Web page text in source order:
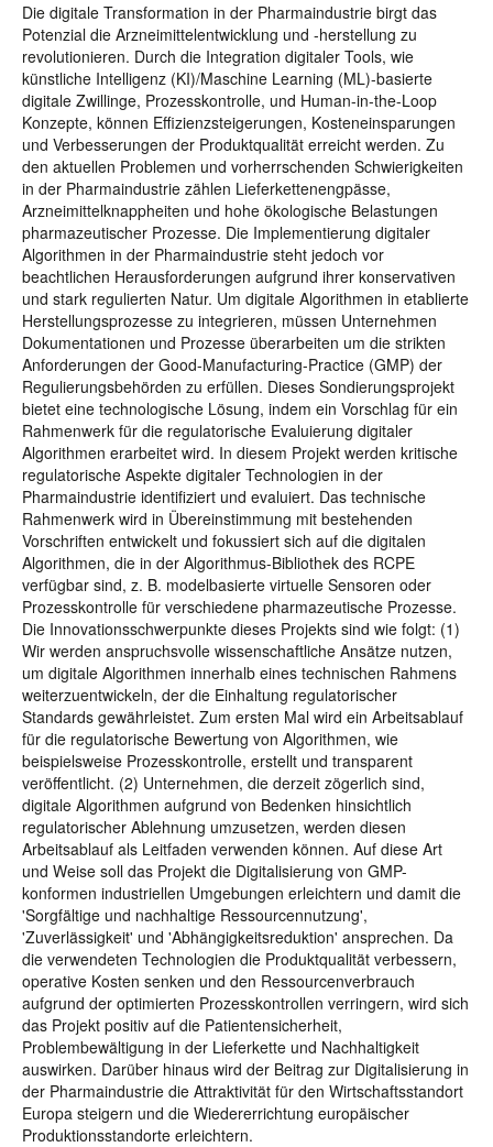
Die digitale Transformation in der Pharmaindustrie birgt das
Potenzial die Arzneimittelentwicklung und -herstellung zu
revolutionieren. Durch die Integration digitaler Tools, wie
künstliche Intelligenz (KI)/Maschine Learning (ML)-basierte
digitale Zwillinge, Prozesskontrolle, und Human-in-the-Loop
Konzepte, können Effizienzsteigerungen, Kosteneinsparungen
und Verbesserungen der Produktqualität erreicht werden. Zu
den aktuellen Problemen und vorherrschenden Schwierigkeiten
in der Pharmaindustrie zählen Lieferkettenengpässe,
Arzneimittelknappheiten und hohe ökologische Belastungen
pharmazeutischer Prozesse. Die Implementierung digitaler
Algorithmen in der Pharmaindustrie steht jedoch vor
beachtlichen Herausforderungen aufgrund ihrer konservativen
und stark regulierten Natur. Um digitale Algorithmen in etablierte
Herstellungsprozesse zu integrieren, müssen Unternehmen
Dokumentationen und Prozesse überarbeiten um die strikten
Anforderungen der Good-Manufacturing-Practice (GMP) der
Regulierungsbehörden zu erfüllen. Dieses Sondierungsprojekt
bietet eine technologische Lösung, indem ein Vorschlag für ein
Rahmenwerk für die regulatorische Evaluierung digitaler
Algorithmen erarbeitet wird. In diesem Projekt werden kritische
regulatorische Aspekte digitaler Technologien in der
Pharmaindustrie identifiziert und evaluiert. Das technische
Rahmenwerk wird in Übereinstimmung mit bestehenden
Vorschriften entwickelt und fokussiert sich auf die digitalen
Algorithmen, die in der Algorithmus-Bibliothek des RCPE
verfügbar sind, z. B. modelbasierte virtuelle Sensoren oder
Prozesskontrolle für verschiedene pharmazeutische Prozesse.
Die Innovationsschwerpunkte dieses Projekts sind wie folgt: (1)
Wir werden anspruchsvolle wissenschaftliche Ansätze nutzen,
um digitale Algorithmen innerhalb eines technischen Rahmens
weiterzuentwickeln, der die Einhaltung regulatorischer
Standards gewährleistet. Zum ersten Mal wird ein Arbeitsablauf
für die regulatorische Bewertung von Algorithmen, wie
beispielsweise Prozesskontrolle, erstellt und transparent
veröffentlicht. (2) Unternehmen, die derzeit zögerlich sind,
digitale Algorithmen aufgrund von Bedenken hinsichtlich
regulatorischer Ablehnung umzusetzen, werden diesen
Arbeitsablauf als Leitfaden verwenden können. Auf diese Art
und Weise soll das Projekt die Digitalisierung von GMP-
konformen industriellen Umgebungen erleichtern und damit die
'Sorgfältige und nachhaltige Ressourcennutzung',
'Zuverlässigkeit' und 'Abhängigkeitsreduktion' ansprechen. Da
die verwendeten Technologien die Produktqualität verbessern,
operative Kosten senken und den Ressourcenverbrauch
aufgrund der optimierten Prozesskontrollen verringern, wird sich
das Projekt positiv auf die Patientensicherheit,
Problembewältigung in der Lieferkette und Nachhaltigkeit
auswirken. Darüber hinaus wird der Beitrag zur Digitalisierung in
der Pharmaindustrie die Attraktivität für den Wirtschaftsstandort
Europa steigern und die Wiedererrichtung europäischer
Produktionsstandorte erleichtern.